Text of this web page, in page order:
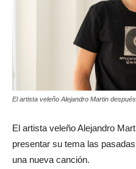
El artista veleño Alejandro Martin
El artista veleño Alejandro
presentar su tema las
una nueva canción.